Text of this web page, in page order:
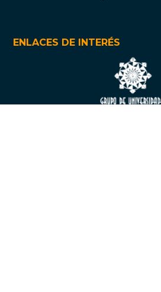
ENLACES DE INTERÉS